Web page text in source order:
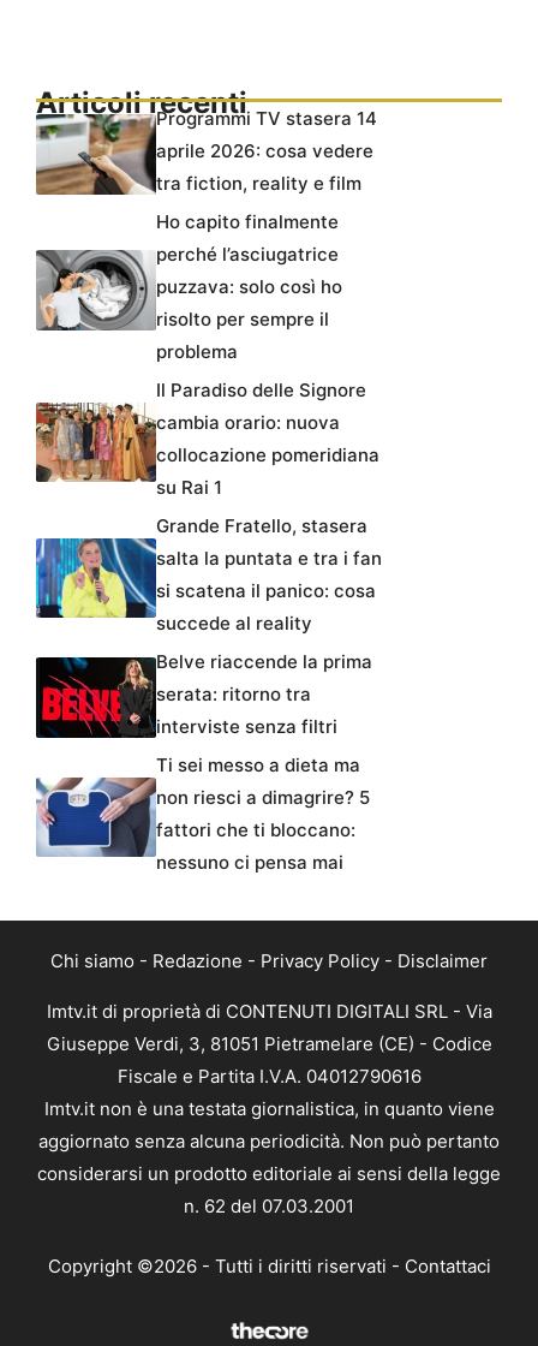
Articoli recentiProgrammi TV stasera 14
aprile 2026: cosa vedere
tra fiction, reality e film
Ho capito finalmente
perché l’asciugatrice
puzzava: solo così ho
risolto per sempre il
problema
Il Paradiso delle Signore
cambia orario: nuova
collocazione pomeridiana
su Rai 1
Grande Fratello, stasera
salta la puntata e tra i fan
si scatena il panico: cosa
succede al reality
Belve riaccende la prima
serata: ritorno tra
interviste senza filtri
Ti sei messo a dieta ma
non riesci a dimagrire? 5
fattori che ti bloccano:
nessuno ci pensa mai
Chi siamo - Redazione - Privacy Policy - Disclaimer
Imtv.it di proprietà di CONTENUTI DIGITALI SRL - Via
Giuseppe Verdi, 3, 81051 Pietramelare (CE) - Codice
Fiscale e Partita I.V.A. 04012790616
Imtv.it non è una testata giornalistica, in quanto viene
aggiornato senza alcuna periodicità. Non può pertanto
considerarsi un prodotto editoriale ai sensi della legge
n. 62 del 07.03.2001
Copyright ©2026 - Tutti i diritti riservati - Contattaci